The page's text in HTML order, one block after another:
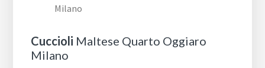
Milano
Cuccioli Maltese Quarto Oggiaro
Milano